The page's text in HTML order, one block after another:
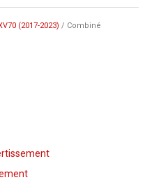
(2017-2023) / Combiné